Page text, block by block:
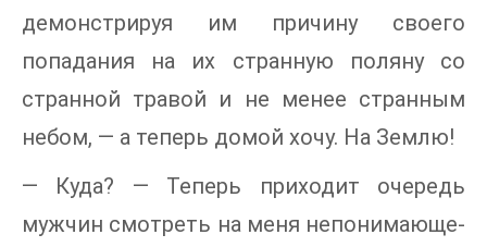
демонстрируя им причину своего
попадания на их странную поляну со
странной травой и не менее странным
небом, — а теперь домой хочу. На Землю!
— Куда? — Теперь приходит очередь
мужчин смотреть на меня непонимающе-